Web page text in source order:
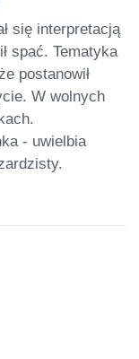
się interpretacją
spać. Tematyka
postanowił
W wolnych
- uwielbia